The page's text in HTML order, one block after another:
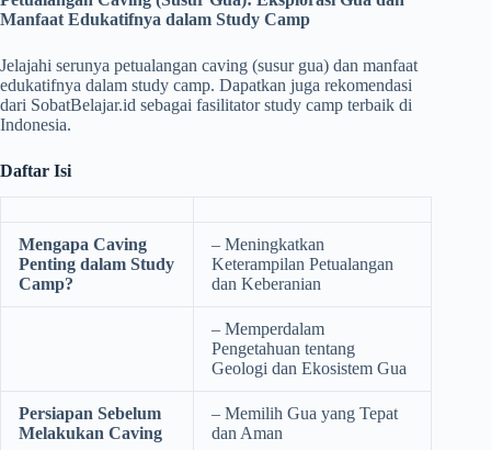
Manfaat Edukatifnya dalam Study Camp
Jelajahi serunya petualangan caving (susur gua) dan manfaat
edukatifnya dalam study camp. Dapatkan juga rekomendasi
dari SobatBelajar.id sebagai fasilitator study camp terbaik di
Indonesia.
Daftar Isi
Mengapa Caving
Penting dalam Study
Camp?
– Meningkatkan
Keterampilan Petualangan
dan Keberanian
– Memperdalam
Pengetahuan tentang
Geologi dan Ekosistem Gua
Persiapan Sebelum
Melakukan Caving
– Memilih Gua yang Tepat
dan Aman